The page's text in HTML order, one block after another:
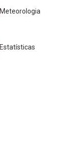
Meteorologia
Estatísticas